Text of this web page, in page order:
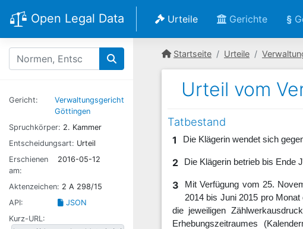
Open Legal Data Urteile Gerichte §
Gericht:
Verwaltungsgericht
Göttingen
Spruchkörper: 2. Kammer
Entscheidungsart: Urteil
Erschienen
am:
2016-05-12
Aktenzeichen: 2 A 298/15
API:
JSON
Kurz-URL:
Startseite Urteile
Urteil vom
Tatbestand
1 Die Klägerin wendet sich
2 Die Klägerin betrieb bis Ende
3
Mit Verfügung vom 25.
2014 bis Juni 2015 pro
die jeweiligen
Erhebungszeitraumes